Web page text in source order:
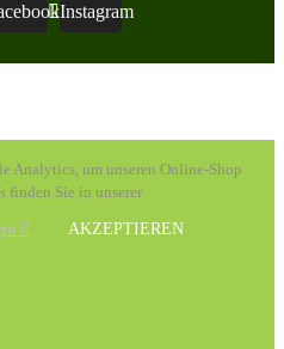
Instagram
Analytics, um unseren Online-Shop
finden Sie in unserer
AKZEPTIEREN